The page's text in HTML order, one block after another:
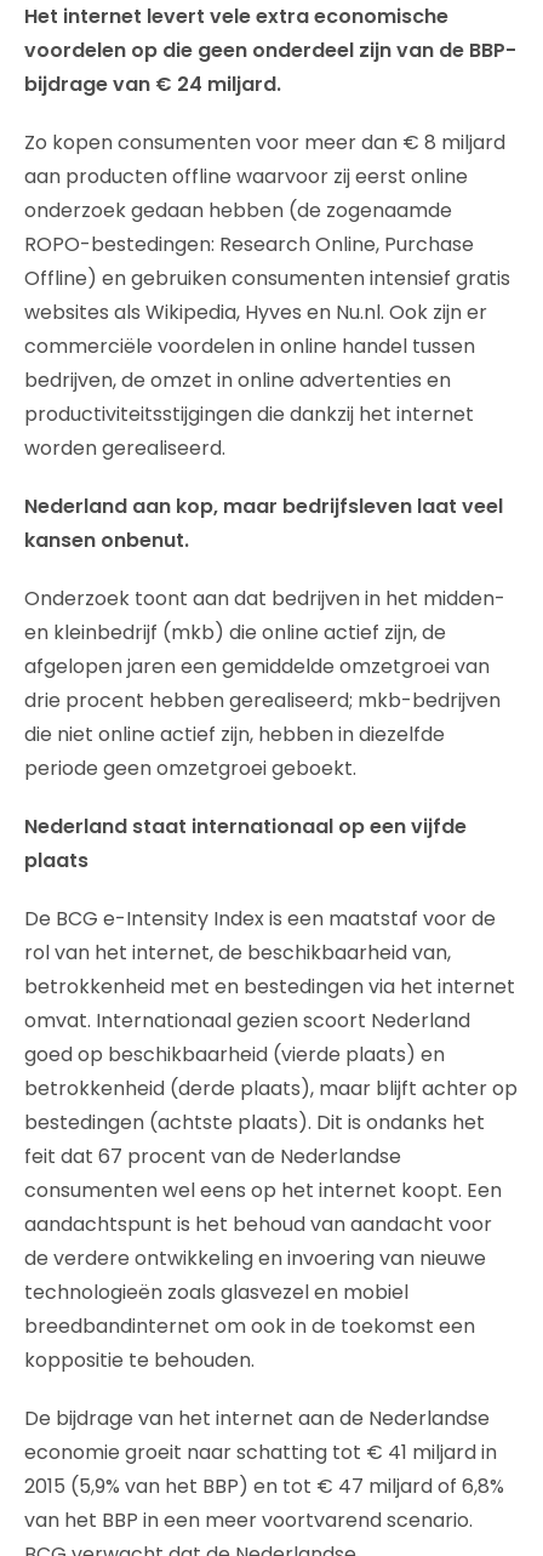
Het internet levert vele extra economische
voordelen op die geen onderdeel zijn van de BBP-
bijdrage van € 24 miljard.
Zo kopen consumenten voor meer dan € 8 miljard
aan producten offline waarvoor zij eerst online
onderzoek gedaan hebben (de zogenaamde
ROPO-bestedingen: Research Online, Purchase
Offline) en gebruiken consumenten intensief gratis
websites als Wikipedia, Hyves en Nu.nl. Ook zijn er
commerciële voordelen in online handel tussen
bedrijven, de omzet in online advertenties en
productiviteitsstijgingen die dankzij het internet
worden gerealiseerd.
Nederland aan kop, maar bedrijfsleven laat veel
kansen onbenut.
Onderzoek toont aan dat bedrijven in het midden-
en kleinbedrijf (mkb) die online actief zijn, de
afgelopen jaren een gemiddelde omzetgroei van
drie procent hebben gerealiseerd; mkb-bedrijven
die niet online actief zijn, hebben in diezelfde
periode geen omzetgroei geboekt.
Nederland staat internationaal op een vijfde
plaats
De BCG e-Intensity Index is een maatstaf voor de
rol van het internet, de beschikbaarheid van,
betrokkenheid met en bestedingen via het internet
omvat. Internationaal gezien scoort Nederland
goed op beschikbaarheid (vierde plaats) en
betrokkenheid (derde plaats), maar blijft achter op
bestedingen (achtste plaats). Dit is ondanks het
feit dat 67 procent van de Nederlandse
consumenten wel eens op het internet koopt. Een
aandachtspunt is het behoud van aandacht voor
de verdere ontwikkeling en invoering van nieuwe
technologieën zoals glasvezel en mobiel
breedbandinternet om ook in de toekomst een
koppositie te behouden.
De bijdrage van het internet aan de Nederlandse
economie groeit naar schatting tot € 41 miljard in
2015 (5,9% van het BBP) en tot € 47 miljard of 6,8%
van het BBP in een meer voortvarend scenario.